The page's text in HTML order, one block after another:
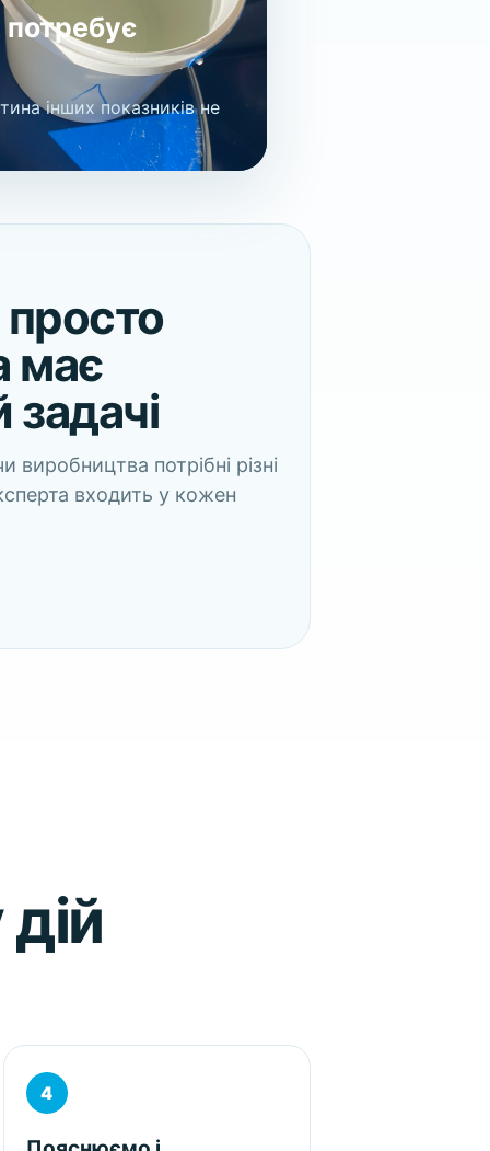
інших показників не
має
задачі
потрібні різні
входить у кожен